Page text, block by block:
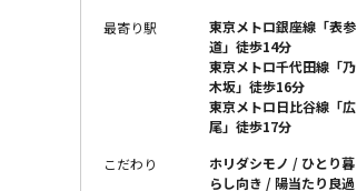
最寄り駅
東京メトロ銀座線「表参
道」徒歩14分
東京メトロ千代田線「乃
木坂」徒歩16分
東京メトロ日比谷線「広
尾」徒歩17分
こだわり ホリダシモノ
ひとり暮
らし向き
陽当たり良過